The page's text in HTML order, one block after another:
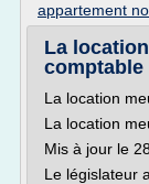
appartement
La
comptable
La location
La location
Mis à jour le
Le législateur